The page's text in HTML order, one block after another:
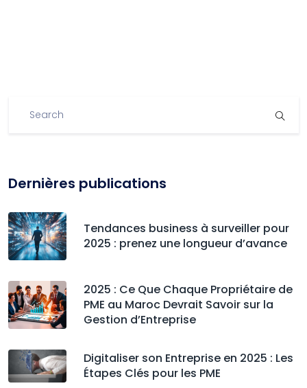
Dernières publications
Tendances business à surveiller pour
2025 : prenez une longueur d’avance
2025 : Ce Que Chaque Propriétaire de
PME au Maroc Devrait Savoir sur la
Gestion d’Entreprise
Digitaliser son Entreprise en 2025 : Les
Étapes Clés pour les PME